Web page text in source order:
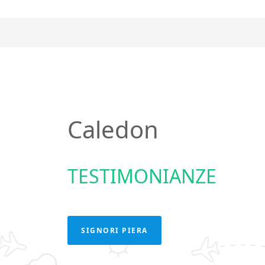
Caledon
TESTIMONIANZE
SIGNORI PIERA